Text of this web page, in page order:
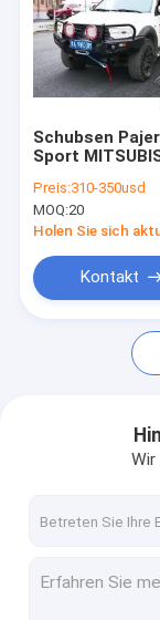
Über uns
Fabrik Tour
Nachrichten
Blog
Gleisbett-
Schubsen
Sport
Schwarzes 2006
Stange mit
Preis:310-350usd
MOQ:20
Kontakt